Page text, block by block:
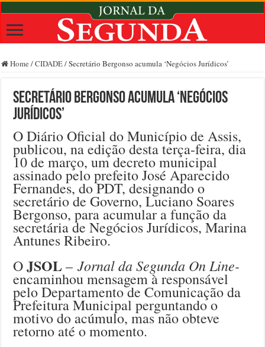
Home /CIDADE/Secretário Bergonso acumula ‘Negócios Jurídicos’
Secretário Bergonso acumula ‘Negócios
Jurídicos’
O Diário Oficial do Município de Assis,
publicou, na edição desta terça-feira, dia
10 de março, um decreto municipal
assinado pelo prefeito José Aparecido
Fernandes, do PDT, designando o
secretário de Governo, Luciano Soares
Bergonso, para acumular a função da
secretária de Negócios Jurídicos, Marina
Antunes Ribeiro.
OJSOL–Jornal da Segunda On Line-
encaminhou mensagem à responsável
pelo Departamento de Comunicação da
Prefeitura Municipal perguntando o
motivo do acúmulo, mas não obteve
retorno até o momento.